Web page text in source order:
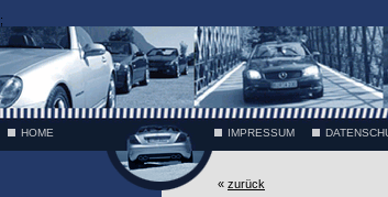
;
HOME IMPRESSUM
« zurück